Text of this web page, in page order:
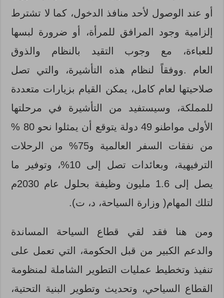
أو عند الوصول لأحد منافذ الدخول، كما لا تشترط
إلزامية وجود المرافق للمرأة، أو ضرورة لبسها
للعباءة، مع وجوب التقيد بالنظام والذوق
العام .ووفقاً لنظام هذه التأشيرة، والتي تصل
صلاحيتها لعام كامل، يمكن القيام بزيارات متعددة
للمملكة، وسيستفيد من التأشيرة في مرحلتها
الأولى مواطنو 49 دولة يتوقع أن يمثلوا نحو 80 %
من نفقات السفر العالمية و75% من الرحلات
الترفيهية، وبعائدات تصل إلى 10%، وتوفير ما
يصل إلى 1.6 مليون وظيفة بحلول عام 2030م
لتلك المهام( وزارة السياحة، د، ت).
ومن هنا فقد لقي قطاع السياحة المساندة
والدعم الكبير من قبل الحكومة، التي تعمل على
تنفيذ وتخطيط عمليات التطوير الشاملة لمنظومة
القطاع السياحي، وتحديث وتطوير البنية التحتية،